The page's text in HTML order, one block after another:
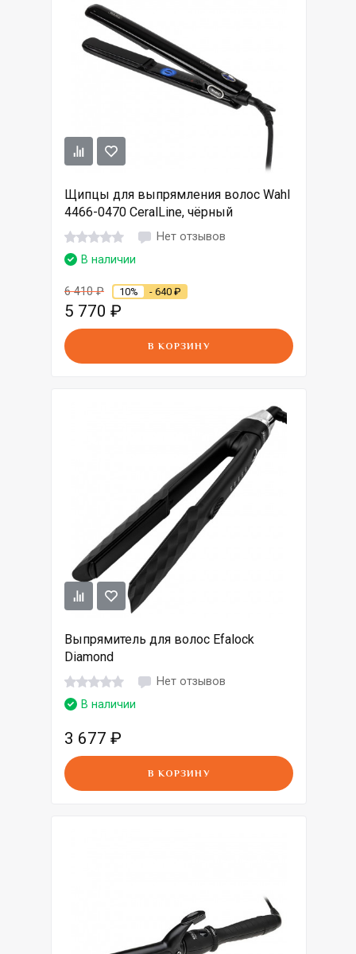
Щипцы для выпрямления волос Wahl
4466-0470 CeralLine, чёрный
Нет отзывов
В наличии
6 410₽ 10% - 640 ₽
5 770 ₽
В КОРЗИНУ
Выпрямитель для волос Efalock
Diamond
Нет отзывов
В наличии
3 677 ₽
В КОРЗИНУ